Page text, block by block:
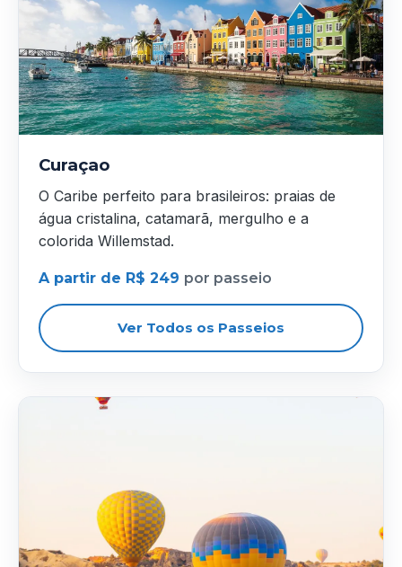
Curaçao
O Caribe perfeito para brasileiros: praias de
água cristalina, catamarã, mergulho e a
colorida Willemstad.
A partir de R$ 249 por passeio
Ver Todos os Passeios